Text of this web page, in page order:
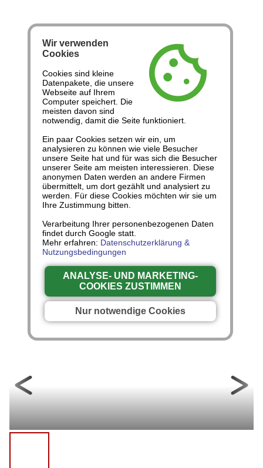
cookie
Wir verwenden
Cookies
Cookies sind kleine
Datenpakete, die unsere
Webseite auf Ihrem
Computer speichert. Die
meisten davon sind
notwendig, damit die Seite funktioniert.
Ein paar Cookies setzen wir ein, um
analysieren zu können wie viele Besucher
unsere Seite hat und für was sich die Besucher
unserer Seite am meisten interessieren. Diese
anonymen Daten werden an andere Firmen
übermittelt, um dort gezählt und analysiert zu
werden. Für diese Cookies möchten wir sie um
Ihre Zustimmung bitten.
Verarbeitung Ihrer personenbezogenen Daten
findet durch Google statt.
Mehr erfahren: Datenschutzerklärung &
Nutzungsbedingungen
ANALYSE- UND MARKETING-
COOKIES ZUSTIMMEN
Nur notwendige Cookies